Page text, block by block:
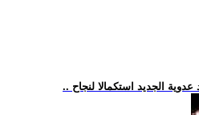
الجديد استكمالا لنجاح